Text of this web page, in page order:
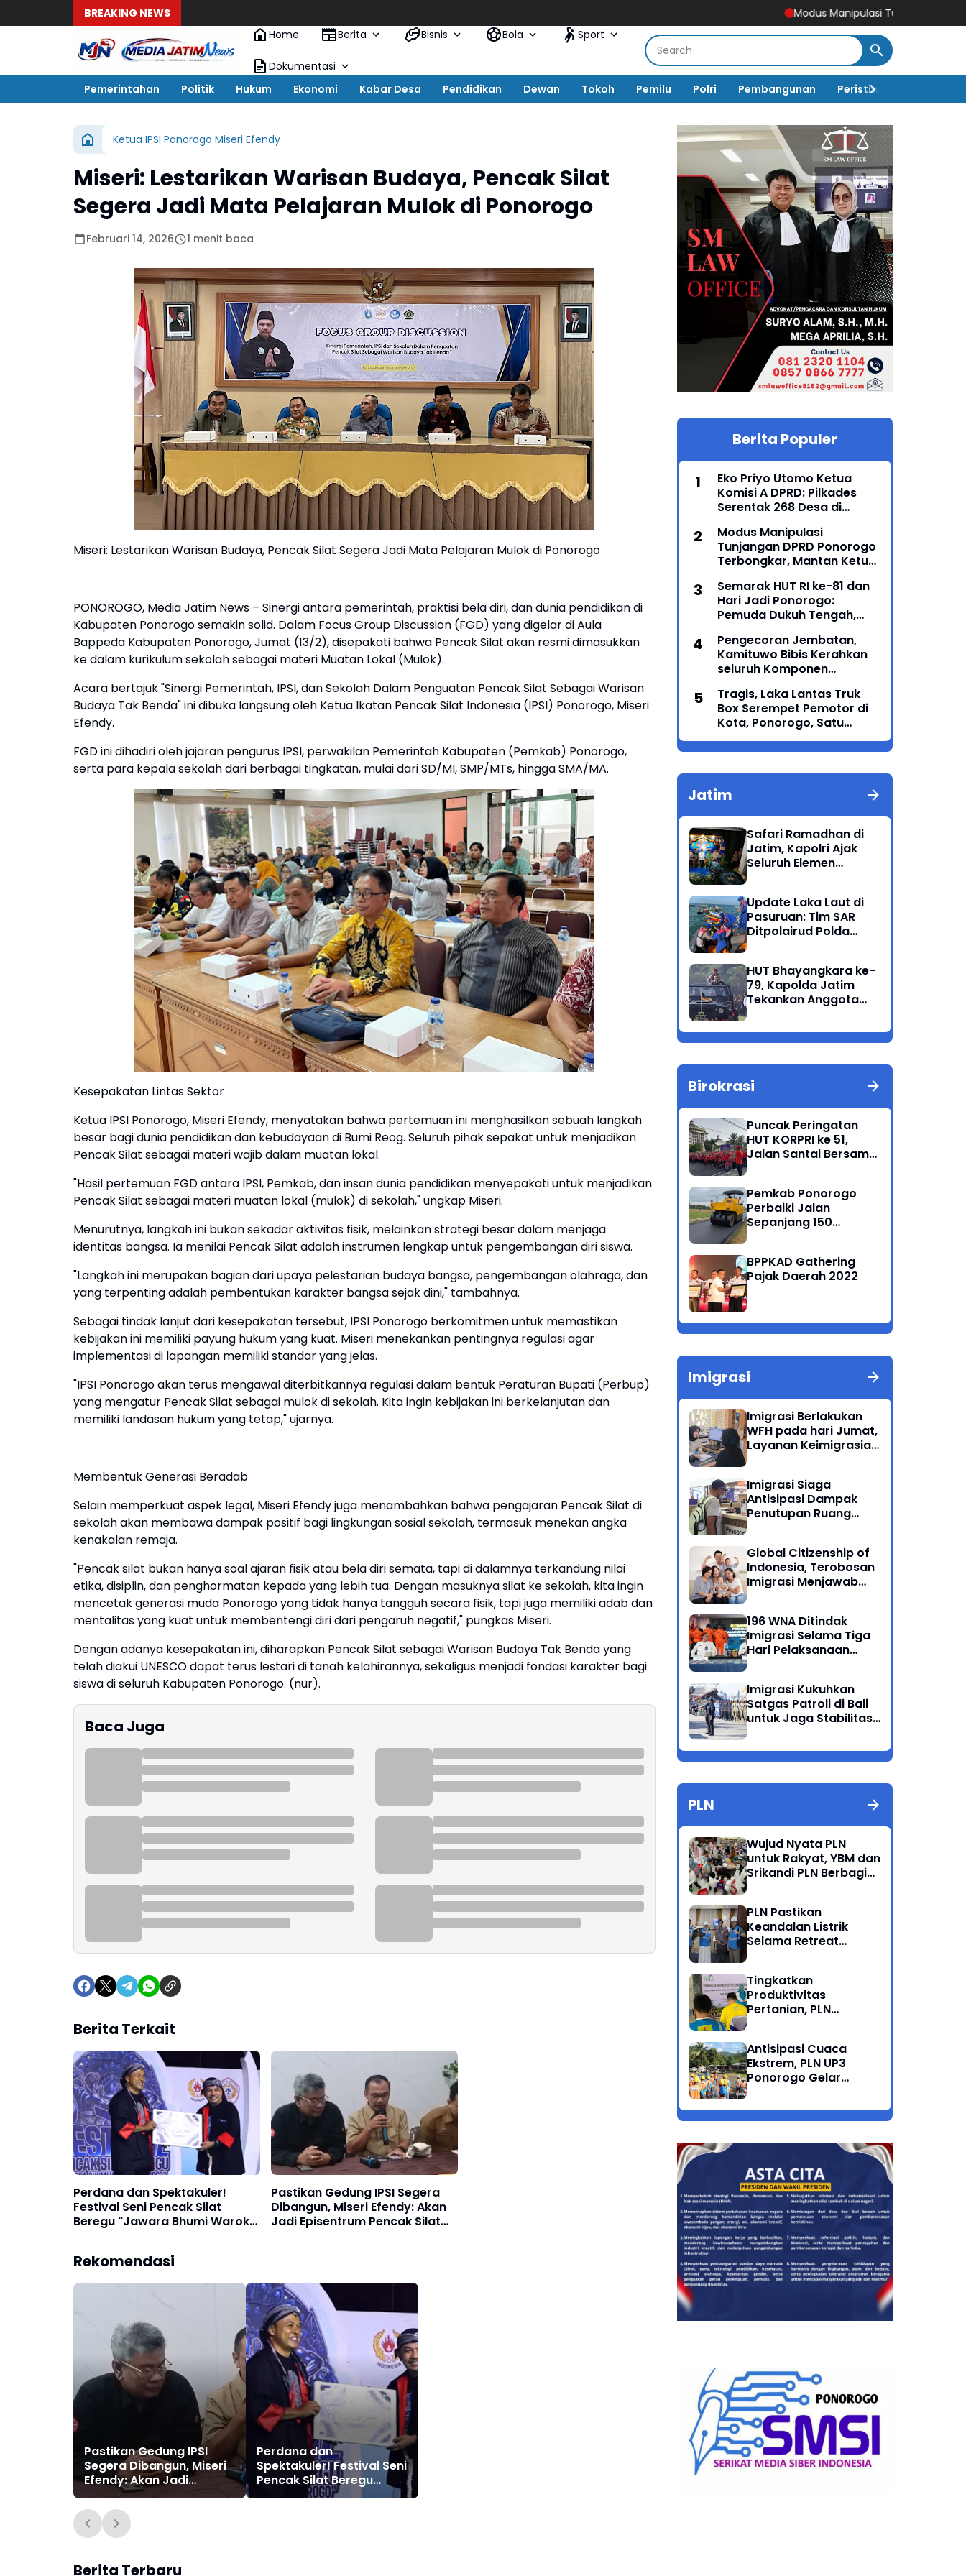
BREAKING NEWS
Modus Manipulasi Tunjangan DPRD
Home
Berita Bisnis Bola Sport
Dokumentasi
Pemerintahan
Politik Hukum Ekonomi Kabar Desa Pendidikan Dewan Tokoh Pemilu Polri Pembangunan Peristiwa
Ketua IPSI Ponorogo Miseri Efendy
Miseri: Lestarikan Warisan Budaya, Pencak Silat
Segera Jadi Mata Pelajaran Mulok di Ponorogo
Februari 14, 2026 1 menit baca
Miseri: Lestarikan Warisan Budaya, Pencak Silat Segera Jadi Mata Pelajaran Mulok di Ponorogo
PONOROGO, Media Jatim News – Sinergi antara pemerintah, praktisi bela diri, dan dunia pendidikan di
Kabupaten Ponorogo semakin solid. Dalam Focus Group Discussion (FGD) yang digelar di Aula
Bappeda Kabupaten Ponorogo, Jumat (13/2), disepakati bahwa Pencak Silat akan resmi dimasukkan
ke dalam kurikulum sekolah sebagai materi Muatan Lokal (Mulok).
Acara bertajuk "Sinergi Pemerintah, IPSI, dan Sekolah Dalam Penguatan Pencak Silat Sebagai Warisan
Budaya Tak Benda" ini dibuka langsung oleh Ketua Ikatan Pencak Silat Indonesia (IPSI) Ponorogo, Miseri
Efendy.
FGD ini dihadiri oleh jajaran pengurus IPSI, perwakilan Pemerintah Kabupaten (Pemkab) Ponorogo,
serta para kepala sekolah dari berbagai tingkatan, mulai dari SD/MI, SMP/MTs, hingga SMA/MA.
Kesepakatan Lintas Sektor
Ketua IPSI Ponorogo, Miseri Efendy, menyatakan bahwa pertemuan ini menghasilkan sebuah langkah
besar bagi dunia pendidikan dan kebudayaan di Bumi Reog. Seluruh pihak sepakat untuk menjadikan
Pencak Silat sebagai materi wajib dalam muatan lokal.
"Hasil pertemuan FGD antara IPSI, Pemkab, dan insan dunia pendidikan menyepakati untuk menjadikan
Pencak Silat sebagai materi muatan lokal (mulok) di sekolah," ungkap Miseri.
Menurutnya, langkah ini bukan sekadar aktivitas fisik, melainkan strategi besar dalam menjaga
identitas bangsa. Ia menilai Pencak Silat adalah instrumen lengkap untuk pengembangan diri siswa.
"Langkah ini merupakan bagian dari upaya pelestarian budaya bangsa, pengembangan olahraga, dan
yang terpenting adalah pembentukan karakter bangsa sejak dini," tambahnya.
Sebagai tindak lanjut dari kesepakatan tersebut, IPSI Ponorogo berkomitmen untuk memastikan
kebijakan ini memiliki payung hukum yang kuat. Miseri menekankan pentingnya regulasi agar
implementasi di lapangan memiliki standar yang jelas.
"IPSI Ponorogo akan terus mengawal diterbitkannya regulasi dalam bentuk Peraturan Bupati (Perbup)
yang mengatur Pencak Silat sebagai mulok di sekolah. Kita ingin kebijakan ini berkelanjutan dan
memiliki landasan hukum yang tetap," ujarnya.
Membentuk Generasi Beradab
Selain memperkuat aspek legal, Miseri Efendy juga menambahkan bahwa pengajaran Pencak Silat di
sekolah akan membawa dampak positif bagi lingkungan sosial sekolah, termasuk menekan angka
kenakalan remaja.
"Pencak silat bukan hanya soal ajaran fisik atau bela diri semata, tapi di dalamnya terkandung nilai
etika, disiplin, dan penghormatan kepada yang lebih tua. Dengan masuknya silat ke sekolah, kita ingin
mencetak generasi muda Ponorogo yang tidak hanya tangguh secara fisik, tapi juga memiliki adab dan
mentalitas yang kuat untuk membentengi diri dari pengaruh negatif," pungkas Miseri.
Dengan adanya kesepakatan ini, diharapkan Pencak Silat sebagai Warisan Budaya Tak Benda yang
telah diakui UNESCO dapat terus lestari di tanah kelahirannya, sekaligus menjadi fondasi karakter bagi
siswa di seluruh Kabupaten Ponorogo. (nur).
Baca Juga
Berita Terkait
Perdana dan Spektakuler!
Festival Seni Pencak Silat
Beregu "Jawara Bhumi Warok
Pastikan Gedung IPSI Segera
Dibangun, Miseri Efendy: Akan
Jadi Episentrum Pencak Silat
Rekomendasi
Pastikan Gedung IPSI
Segera Dibangun, Miseri
Efendy: Akan Jadi
Episentrum Pencak Silat
Nasional
Perdana dan
Spektakuler! Festival Seni
Pencak Silat Beregu
"Jawara Bhumi Warok
Berita Terbaru
Berita Populer
Eko Priyo Utomo Ketua
Komisi A DPRD: Pilkades
Serentak 268 Desa di
Mei 2027
Modus Manipulasi
Tunjangan DPRD Ponorogo
Terbongkar, Mantan Ketua
Ditahan Kejari
Semarak HUT RI ke-81 dan
Hari Jadi Ponorogo:
Pemuda Dukuh Tengah,
Gajah-Gajahan, Lintas
Generasi Menyatu dalam
Budaya
Pengecoran Jembatan,
Kamituwo Bibis Kerahkan
seluruh Komponen
Rayon Bulu Lor
Tragis, Laka Lantas Truk
Box Serempet Pemotor di
Kota, Ponorogo, Satu
Orang Meninggal Dunia
Jatim
Safari Ramadhan di
Jatim, Kapolri Ajak
Seluruh Elemen
Program Presiden
Update Laka Laut di
Pasuruan: Tim SAR
Ditpolairud Polda
Korban Meninggal di
Perairan Lekok
HUT Bhayangkara ke-
79, Kapolda Jatim
Tekankan Anggota
Profesional Polri
Birokrasi
Puncak Peringatan
HUT KORPRI ke 51,
Jalan Santai Bersama
Pemkab Ponorogo
Perbaiki Jalan
Sepanjang 150
BPPKAD Gathering
Pajak Daerah 2022
Imigrasi
Imigrasi Berlakukan
WFH pada hari Jumat,
Layanan Keimigrasian
Imigrasi Siaga
Antisipasi Dampak
Penutupan Ruang
Global Citizenship of
Indonesia, Terobosan
Imigrasi Menjawab
196 WNA Ditindak
Imigrasi Selama Tiga
Hari Pelaksanaan
Imigrasi Kukuhkan
Satgas Patroli di Bali
untuk Jaga Stabilitas
Wilayah
PLN
Wujud Nyata PLN
untuk Rakyat, YBM dan
Srikandi PLN Berbagi
Anak Dhuafa
PLN Pastikan
Keandalan Listrik
Selama Retreat
Tingkatkan
Produktivitas
Pertanian, PLN
Listrik ke Desa
Ngrukem
Antisipasi Cuaca
Ekstrem, PLN UP3
Ponorogo Gelar
Penyulang Prigi
Trenggalek